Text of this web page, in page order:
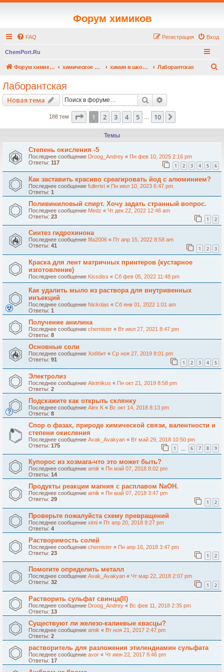
Форум химиков
FAQ Вход
Регистрация
ChemPort.Ru
Форум химиков химическое образование / chemical education химия в школе и вузе, помощь в решении задач Лаборантская
Лаборантская
Новая тема Поиск
188 тем Страница из 10
1 2 3 4 5 10
Темы
Степень окисления -5
Последнее сообщение Droog_Andrey « Пн фев 10, 2025 2:16 pm
Ответы: 117 1 2 3 4 5 6
Как заставить красиво среагировать йод с алюминием?
Последнее сообщение fullerist « Пн июл 10, 2023 6:47 pm
Ответы: 1
Поливиниловый спирт. Хочу задать странный вопрос.
Последнее сообщение Medz « Чт дек 22, 2022 12:46 am
Ответы: 23 1 2
Синтез гидрохинона
Последнее сообщение fifa2006 « Пт апр 15, 2022 8:58 am
Ответы: 41 1 2 3
Краска для лент матричных принтеров (кустарное
изготовление)
Последнее сообщение Kissdiss « Сб фев 05, 2022 11:48 pm
Как удалить мыло из раствора для внутривенных
инъекций
Последнее сообщение Nickolas « Сб янв 01, 2022 1:01 am
Ответы: 1
Получение анилина
Последнее сообщение chemister « Вт июл 27, 2021 8:47 pm
Ответы: 8
Основные соли
Последнее сообщение Хоббит « Ср ноя 27, 2019 8:01 pm
Ответы: 91 1 2 3 4 5
Электролиз
Последнее сообщение Alximikus « Пн окт 21, 2019 8:58 pm
Ответы: 2
Подскажите как открыть склянку
Последнее сообщение Alex K « Вс окт 14, 2018 8:13 pm
Ответы: 8
Спор о фазах, природе химической связи, валентности и
степени окисления
Последнее сообщение Avak_Avakyan « Вт май 29, 2018 10:50 pm
Ответы: 175 1 6 7 8 9
Купорос из хозмага-что это может быть?
Последнее сообщение amik « Пн май 07, 2018 8:02 pm
Ответы: 14
Продукты реакции магния с расплавом NaOH.
Последнее сообщение amik « Пн май 07, 2018 3:47 pm
Ответы: 29 1 2
Проверьте пожалуйста схему превращений
Последнее сообщение ximi « Пт апр 20, 2018 9:27 pm
Ответы: 4
Растворимость солей
Последнее сообщение chemister « Пн апр 16, 2018 3:47 pm
Ответы: 23 1 2
Помогите определить металл
Последнее сообщение Avak_Avakyan « Чт мар 22, 2018 2:07 pm
Ответы: 32 1 2
Растворить сульфат свинца(II)
Последнее сообщение Droog_Andrey « Вс фев 11, 2018 2:35 pm
Ответы: 13
Существуют ли железо-калиевые квасцы?
Последнее сообщение amik « Вт ноя 21, 2017 2:47 pm
Ответы: 2
растворитель для разложения этилендиамин сульфата
Последнее сообщение avor « Чт июн 22, 2017 8:46 pm
Ответы: 17